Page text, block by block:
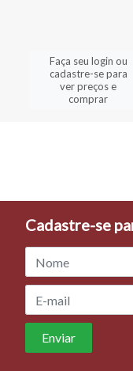
Faça seu login ou
cadastre-se para
ver preços e
comprar
Cadastre-se